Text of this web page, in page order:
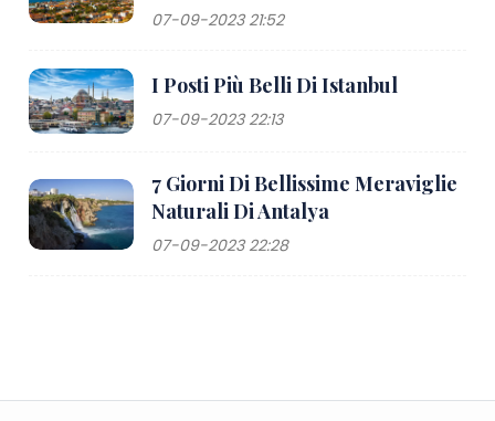
07-09-2023 21:52
I Posti Più Belli Di Istanbul
07-09-2023 22:13
7 Giorni Di Bellissime Meraviglie
Naturali Di Antalya
07-09-2023 22:28